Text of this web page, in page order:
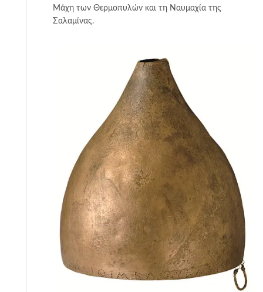
Μάχη των Θερμοπυλών και τη Ναυμαχία της
Σαλαμίνας.